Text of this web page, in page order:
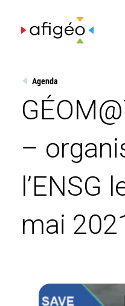
content
Agenda
–
l’ENSG
mai